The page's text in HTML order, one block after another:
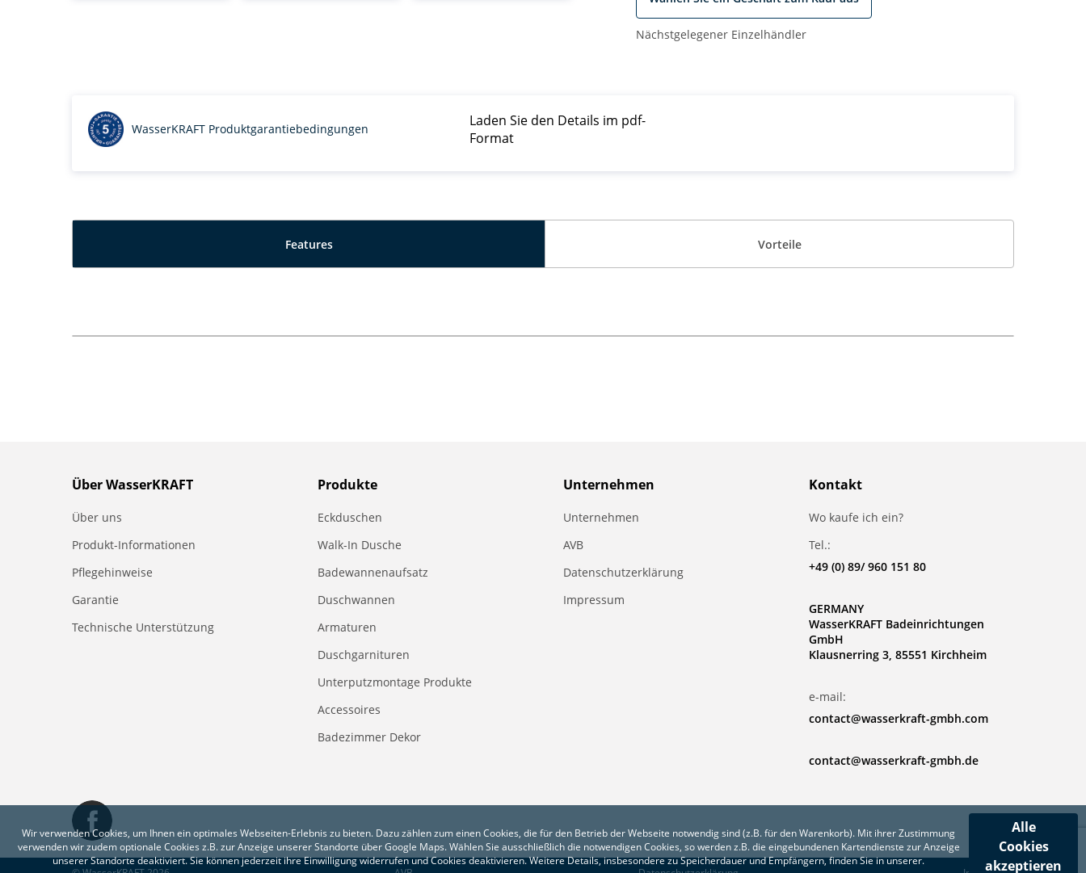
Nächstgelegener Einzelhändler
Laden Sie den Details im pdf-
Format
WasserKRAFT Produktgarantiebedingungen
Features Vorteile
Wir verwenden Cookies, um Ihnen ein optimales Webseiten-Erlebnis zu bieten. Dazu zählen zum einen Cookies, die für den Betrieb der Webseite notwendig sind (z.B. für den Warenkorb). Mit ihrer Zustimmung
verwenden wir zudem optionale Cookies z.B. zur Anzeige unserer Standorte über Google Maps. Wählen Sie ausschließlich die notwendigen Cookies, so werden z.B. die eingebundenen Kartendienste zur Anzeige
unserer Standorte deaktiviert. Sie können jederzeit ihre Einwilligung widerrufen und Cookies deaktivieren. Weitere Details, insbesondere zu Speicherdauer und Empfängern, finden Sie in unserer.
Alle
Cookies
akzeptieren
Über WasserKRAFT
Über uns
Produkt-Informationen
Pflegehinweise
Garantie
Technische Unterstützung
Produkte
Eckduschen
Walk-In Dusche
Badewannenaufsatz
Duschwannen
Armaturen
Duschgarnituren
Unterputzmontage Produkte
Accessoires
Badezimmer Dekor
Unternehmen
Unternehmen
AVB
Datenschutzerklärung
Impressum
Kontakt
Wo kaufe ich ein?
Tel.:
+49 (0) 89/ 960 151 80
GERMANY
WasserKRAFT Badeinrichtungen
GmbH
Klausnerring 3, 85551 Kirchheim
e-mail:
contact@wasserkraft-gmbh.com
contact@wasserkraft-gmbh.de